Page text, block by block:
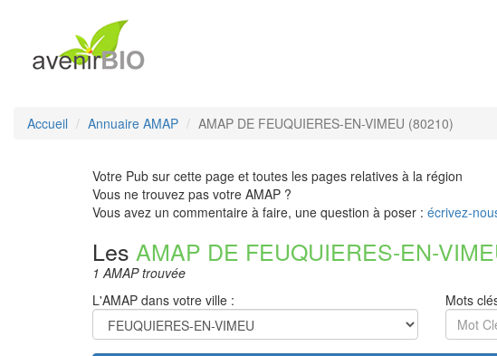
Accueil Annuaire AMAP AMAP DE FEUQUIERES-EN-VIMEU (80210)
Votre Pub sur cette page et toutes les pages relatives à la région
Vous ne trouvez pas votre AMAP ?
Vous avez un commentaire à faire, une question à poser : écrivez-
Les AMAP DE FEUQUIERES-EN-
1 AMAP trouvée
L'AMAP dans votre ville :
Mots